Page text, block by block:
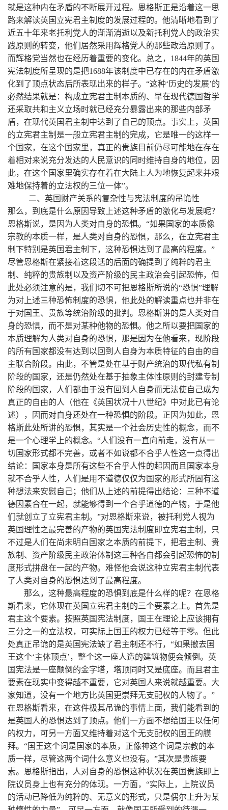
就是这种内在矛盾的不断展开过程。恩格斯正是沿着这一思
路来解读英国立宪君主制度的发展过程的。他清晰地看到了
近五十年来老托利党人的渐渐消逝以及新托利党人的政治实
践原则的转变，他们居然采用辉格党人的那些政治原则了。
而辉格党当然也在经历着重要的变化。总之，1844年的英国
宪法制度所呈现的是把1688年该制度中已存在的内在矛盾激
化到了顶点状态后所表现出来的样子。“这种‘历史的发展’的
必然结果就是：构成立宪君主制本质的、早在现代德国哲学
还采取共和主义立场时就已经充分暴露出来的那些内部矛
盾，在现代英国君主制中达到了自己的顶点。事实上，英国
的立宪君主制是一般立宪君主制的完成，它是唯一的这样一
个国家，在这个国家里，真正的贵族目前仍尽可能地在存在
着相对来说充分发达的人民意识的同时维持自身的地位，因
此，在这个国家里确实存在着在大陆上人为地恢复起来并艰
难地保持着的立法权的三位一体”。
二、英国财产关系的复杂性与宪法制度的吊诡性
那么，到底是什么原因导致上述这种矛盾的激化与发展呢？
恩格斯说，是因为人类对自身的恐惧。“如果国家的本质像
宗教的本质一样，是人类对自身的恐惧，那么，在立宪君主
制下特别是英国君主制下，这种恐惧达到了最高的程度。”
尽管恩格斯在紧接着这段话的后面的确提到了纯粹的君主
制、纯粹的贵族制以及资产阶级的民主政治会引起恐怖，但
此处必须注意的是，我们切不可把恩格斯所说的“恐惧”理解
为对上述三种恐怖制度的恐惧，他此处的解读重点也并非在
于对国王、贵族等统治阶级的批判。恩格斯讲的是人类对自
身的恐惧，而不是对某种他物的恐惧。他之所以要把国家的
本质理解为人类对自身的恐惧，那是因为在他看来，现阶段
的所有国家都没有达到以回到人自身为本质特征的自由的自
主联合阶段。由此，不管是处在基于财产统治的现代私有制
阶段的国家，还是仍然处在基于抽象主体性原则的封建专制
阶段的国家，人们都由于没有回到人自身而无法使自己成为
真正的自由的人（他在《英国状况十八世纪》中对此已有论
述），因而对自身还处在一种恐惧的阶段。正因为如此，恩
格斯此处所讲的恐惧，其实是一个社会历史性的概念，而不
是一个心理学上的概念。“人们没有一直向前走，没有从一
切国家形式都不完善，或者不如说都不合乎人性这一点得出
结论：国家本身是所有这些不合乎人性的起因而且国家本身
就不合乎人性，人们是用不道德仅仅为国家的形式所固有这
种想法来安慰自己；他们从上述的前提得出结论：三种不道
德因素合在一起，就能够得到一个合乎道德的产物，于是他
们就创立了立宪君主制。”对恩格斯来说，被托利党人视为
英国理性之最完善的产物的英国宪法制度即立宪君主制，只
不过是人们在尚未明白国家之本质的前提下，把君主制、贵
族制、资产阶级民主政治体制这三种各自都会引起恐怖的制
度形式拼盘在一起的产物。难怪他会说这种立宪君主制代表
了人类对自身的恐惧达到了最高程度。
那么，这种最高程度的恐惧到底是什么样的呢？在恩格
斯看来，它体现在英国立宪君主制的三个要素之上。首先是
君主这个要素。按照英国宪法制度，国王在理论上应该拥有
三分之一的立法权，可实际上国王的权力已经等于零。但此
处真正吊诡的是英国宪法缺了君主制还不行，“如果撤去国
王这个‘主体顶点’，整个这一座人造的建筑物便会倾倒。英
国宪法是一座颠倒的金字塔，塔顶同时又是底座。而且君主
要素在现实中变得越不重要，它对英国人来说就越重要。大
家知道，没有一个地方比英国更崇拜无支配权的人物了。”
在恩格斯看来，在这件极其吊诡的事情上面，我们能看到的
是英国人的恐惧达到了顶点。他们一方面不想给国王以任何
的权力，可另一方面又维持着对这个无支配权的国王的膜
拜。“国王这个词是国家的本质，正像神这个词是宗教的本
质一样，尽管这两个词什么意义也没有。”其次是贵族要
素。恩格斯指出，人对自身的恐惧这种状况在英国贵族即上
院议员身上也有充分的体现。一方面，“实际上，上院议员
的活动已降低为纯粹的、无意义的形式，只是偶尔上升为某